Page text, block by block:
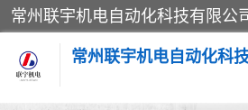
常州联宇机电自动化科